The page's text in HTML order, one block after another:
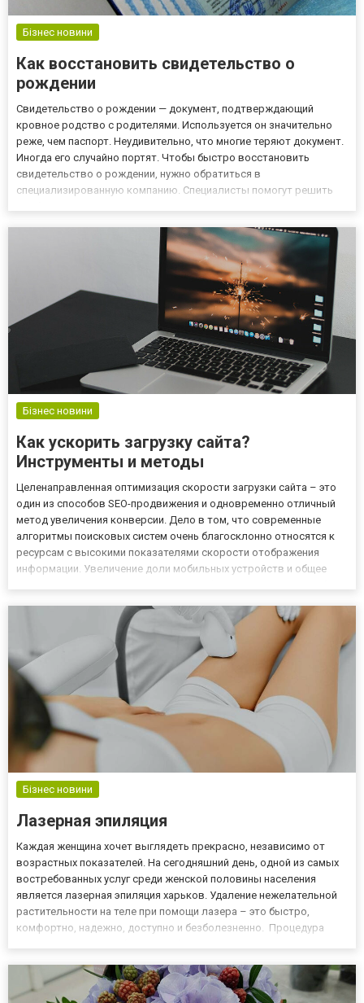
Бізнес новини
Как восстановить свидетельство о
рождении
Свидетельство о рождении — документ, подтверждающий
кровное родство с родителями. Используется он значительно
реже, чем паспорт. Неудивительно, что многие теряют документ.
Иногда его случайно портят. Чтобы быстро восстановить
свидетельство о рождении, нужно обратиться в
специализированную компанию. Специалисты помогут решить
рождении Этот документ о...
Бізнес новини
Как ускорить загрузку сайта?
Инструменты и методы
Целенаправленная оптимизация скорости загрузки сайта – это
один из способов SEO-продвижения и одновременно отличный
метод увеличения конверсии. Дело в том, что современные
алгоритмы поисковых систем очень благосклонно относятся к
ресурсам с высокими показателями скорости отображения
информации. Увеличение доли мобильных устройств и общее
Бізнес новини
Лазерная эпиляция
Каждая женщина хочет выглядеть прекрасно, независимо от
возрастных показателей. На сегодняшний день, одной из самых
востребованных услуг среди женской половины населения
является лазерная эпиляция харьков. Удаление нежелательной
растительности на теле при помощи лазера – это быстро,
комфортно, надежно, доступно и безболезненно. Процедура
вызыв...